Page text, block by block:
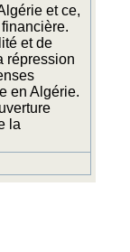
et ce,
et de
répression
en Algérie.
la